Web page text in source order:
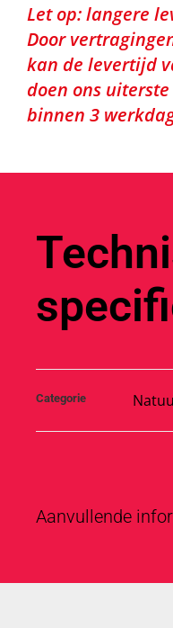
Let op: langere
Door
kan de levertijd
doen ons
binnen 3
Categorie
Aanvullende